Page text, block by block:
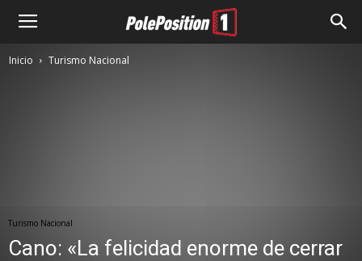
Inicio Turismo Nacional
Turismo Nacional
Cano: «La felicidad enorme de cerrar